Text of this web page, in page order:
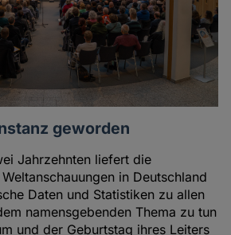
geworden
Jahrzehnten liefert die
in Deutschland
Daten und Statistiken zu allen
namensgebenden Thema zu tun
und der Geburtstag ihres Leiters